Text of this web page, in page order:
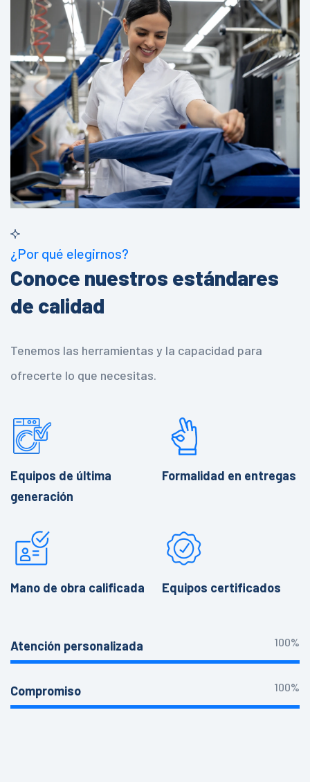
¿Por qué elegirnos?
Conoce nuestros estándares
de calidad
Tenemos las herramientas y la capacidad para
ofrecerte lo que necesitas.
Equipos de última
generación
Formalidad en entregas
Mano de obra calificada Equipos certificados
Atención personalizada 100%
Compromiso 100%